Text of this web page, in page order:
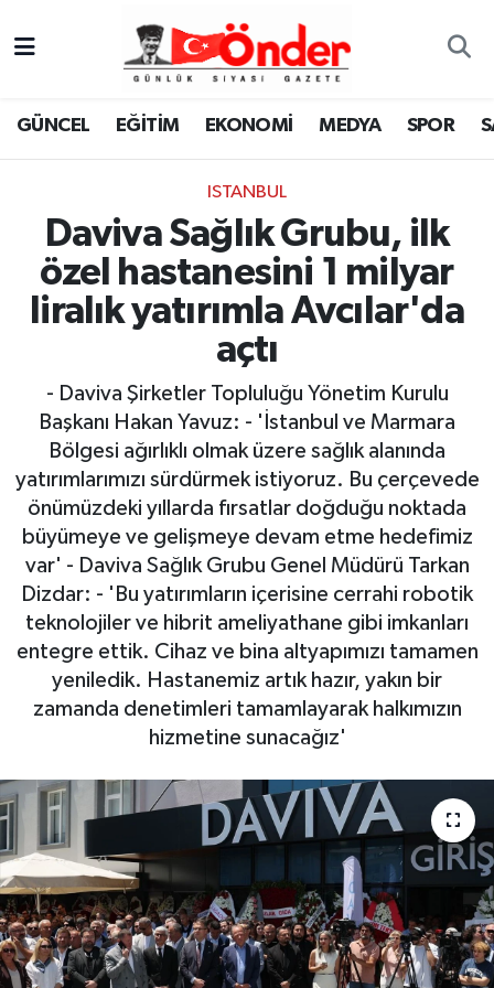
GÜNCEL EĞİTİM EKONOMİ MEDYA SPOR
ISTANBUL
Daviva Sağlık Grubu, ilk
özel hastanesini 1 milyar
liralık yatırımla Avcılar'da
açtı
- Daviva Şirketler Topluluğu Yönetim Kurulu
Başkanı Hakan Yavuz: - 'İstanbul ve Marmara
Bölgesi ağırlıklı olmak üzere sağlık alanında
yatırımlarımızı sürdürmek istiyoruz. Bu çerçevede
önümüzdeki yıllarda fırsatlar doğduğu noktada
büyümeye ve gelişmeye devam etme hedefimiz
var' - Daviva Sağlık Grubu Genel Müdürü Tarkan
Dizdar: - 'Bu yatırımların içerisine cerrahi robotik
teknolojiler ve hibrit ameliyathane gibi imkanları
entegre ettik. Cihaz ve bina altyapımızı tamamen
yeniledik. Hastanemiz artık hazır, yakın bir
zamanda denetimleri tamamlayarak halkımızın
hizmetine sunacağız'
GÜNCEL
MEDYA
SPOR
KÜLTÜR-SANAT
YAŞAM
RESMİ İLAN
Zonguldak Nöbetçi Eczaneler
Zonguldak Namaz Vakitleri
Zonguldak Trafik Yoğunluk Haritası
TFF 3.Lig 4.Grup Puan Durumu ve Fikstür
Son Dakika Haberleri
Haber Arşivi